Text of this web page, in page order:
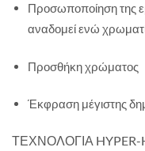
Προσωποποίηση της
αναδομεί ενώ
Προσθήκη χρώματος
Έκφραση μέγιστης
ΤΕΧΝΟΛΟΓΙΑ HYPER-